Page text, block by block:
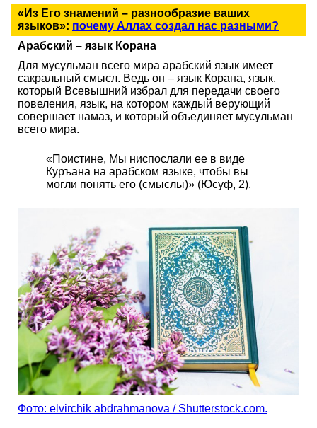
«Из Его знамений – разнообразие ваших
языков»: почему Аллах создал нас разными?
Арабский – язык Корана
Для мусульман всего мира арабский язык имеет
сакральный смысл. Ведь он – язык Корана, язык,
который Всевышний избрал для передачи своего
повеления, язык, на котором каждый верующий
совершает намаз, и который объединяет мусульман
всего мира.
«Поистине, Мы ниспослали ее в виде
Куръана на арабском языке, чтобы вы
могли понять его (смыслы)» (Юсуф, 2).
Фото: elvirchik abdrahmanova / Shutterstock.com.